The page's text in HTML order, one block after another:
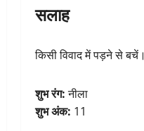
सलाह
किसी विवाद में पड़ने से बचें।
शुभ रंग:नीला
शुभ अंक: 11